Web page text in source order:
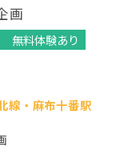
画
無料体験あり
線・麻布十番駅